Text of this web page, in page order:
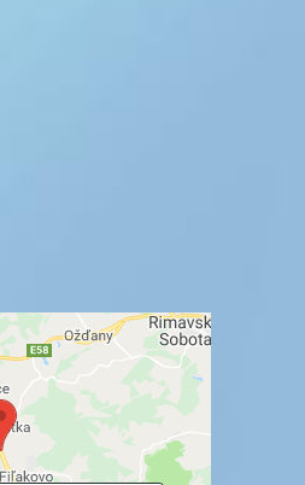
Voľbami
externý obsah?